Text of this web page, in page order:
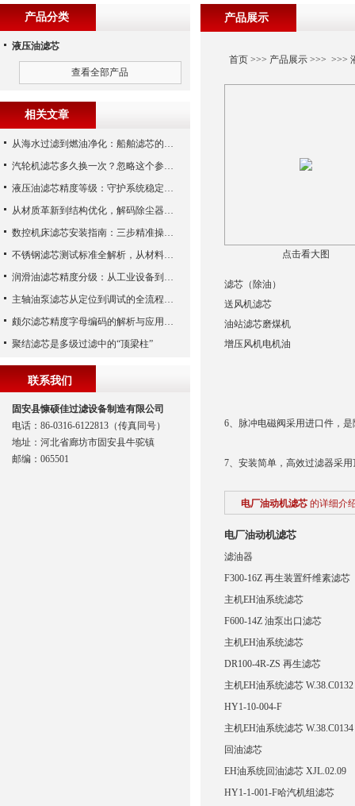
产品展示
首页>>> 产品展示>>> >>>
点击看大图
滤芯（除油）
送风机滤芯
油站滤芯磨煤机
增压风机电机油
6、脉冲电磁阀采用进口件，
7、安装简单，高效过滤器采
电厂油动机滤芯 的详细介
电厂油动机滤芯
滤油器
F300-16Z 再生装置纤维素滤芯
主机EH油系统滤芯
F600-14Z 油泵出口滤芯
主机EH油系统滤芯
DR100-4R-ZS 再生滤芯
主机EH油系统滤芯 W.38.C0132
HY1-10-004-F
主机EH油系统滤芯 W.38.C0134
回油滤芯
EH油系统回油滤芯 XJL.02.09
HY1-1-001-F哈汽机组滤芯
产品分类
液压油滤芯
查看全部产品
相关文章
从海水过滤到燃油净化：船舶滤芯的多场景应用解析
汽轮机滤芯多久换一次？忽略这个参数，机组非停损失可能上百万！
液压油滤芯精度等级：守护系统稳定与寿命的“微米标尺”
从材质革新到结构优化，解码除尘器滤芯性能跃升的核心逻辑
数控机床滤芯安装指南：三步精准操作，杜绝设备“亚健康”
不锈钢滤芯测试标准全解析，从材料性能到应用场景的严苛验证
润滑油滤芯精度分级：从工业设备到精密系统的过滤密码
主轴油泵滤芯从定位到调试的全流程解析
颇尔滤芯精度字母编码的解析与应用指南
聚结滤芯是多级过滤中的“顶梁柱”
联系我们
固安县慷硕佳过滤设备制造有限公司
电话：86-0316-6122813（传真同号）
地址：河北省廊坊市固安县牛驼镇
邮编：065501